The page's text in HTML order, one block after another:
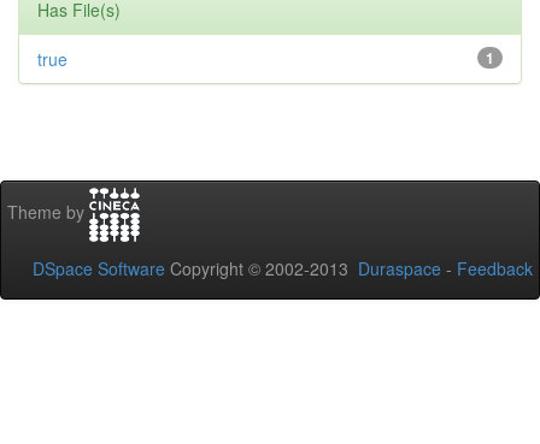
Has File(s)
1
true
Theme by
DSpace Software Copyright © 2002-2013 Duraspace - Feedback